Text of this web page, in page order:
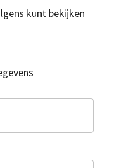
kunt bekijken